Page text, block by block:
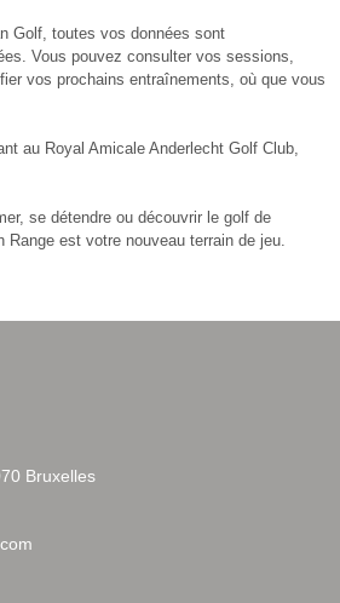
Golf, toutes vos données sont
Vous pouvez consulter vos sessions,
vos prochains entraînements, où que vous
au Royal Amicale Anderlecht Golf Club,
se détendre ou découvrir le golf de
Range est votre nouveau terrain de jeu.
Bruxelles